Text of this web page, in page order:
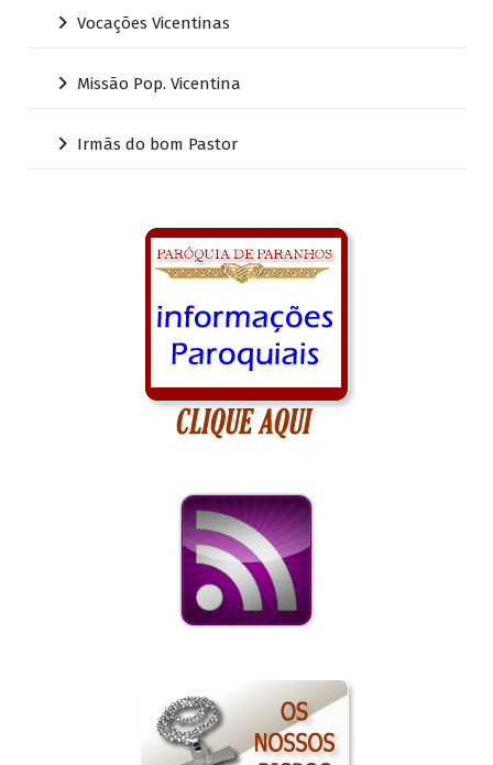
Vocações Vicentinas
Missão Pop. Vicentina
Irmãs do bom Pastor